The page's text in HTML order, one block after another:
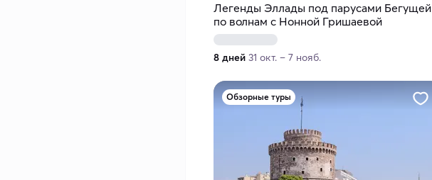
Легенды Эллады под парусами Бегущей
по волнам с Нонной Гришаевой
8 дней 31 окт. – 7 нояб.
Обзорные туры